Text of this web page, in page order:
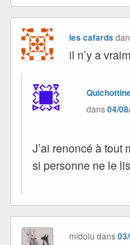
les cafards
il n’y a
dans04/
J’ai renoncé à tout
si personne ne le
midolu dans